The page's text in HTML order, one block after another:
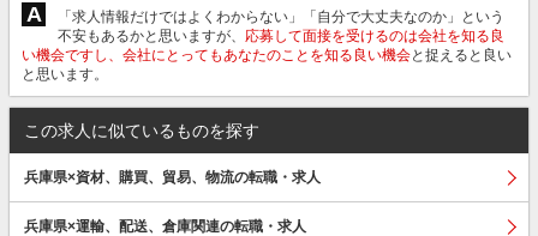
A
「求人情報だけではよくわからない」「自分で大丈夫なのか」という
不安もあるかと思いますが、 応募して面接を受けるのは会社を知る良
い機会ですし、会社にとってもあなたのことを知る良い機会と捉えると良い
と思います。
この求人に似ているものを探す
兵庫県×資材、購買、貿易、物流の転職・求人
兵庫県×運輸、配送、倉庫関連の転職・求人